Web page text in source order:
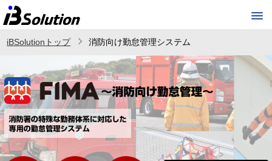
iBSolutionトップ 消防向け勤怠管理システム